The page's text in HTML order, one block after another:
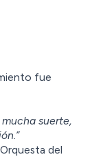
fue
suerte,
del